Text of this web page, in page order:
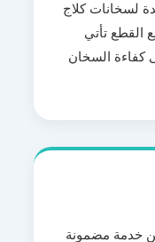
لسخانات كلاج
القطع تأتي
السخان
خدمة مضمونة